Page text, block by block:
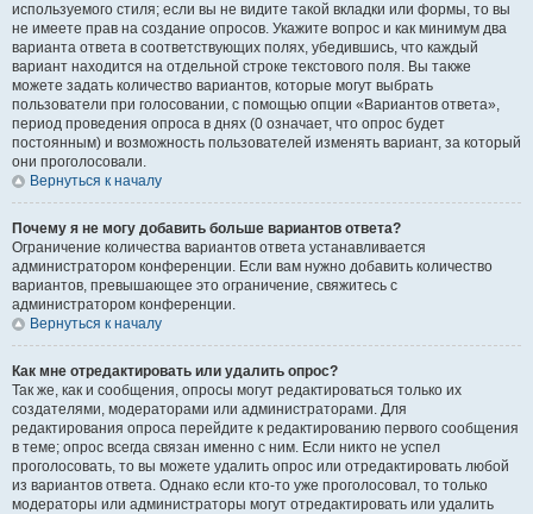
используемого стиля; если вы не видите такой вкладки или формы, то вы
не имеете прав на создание опросов. Укажите вопрос и как минимум два
варианта ответа в соответствующих полях, убедившись, что каждый
вариант находится на отдельной строке текстового поля. Вы также
можете задать количество вариантов, которые могут выбрать
пользователи при голосовании, с помощью опции «Вариантов ответа»,
период проведения опроса в днях (0 означает, что опрос будет
постоянным) и возможность пользователей изменять вариант, за который
они проголосовали.
Вернуться к началу
Почему я не могу добавить больше вариантов ответа?
Ограничение количества вариантов ответа устанавливается
администратором конференции. Если вам нужно добавить количество
вариантов, превышающее это ограничение, свяжитесь с
администратором конференции.
Вернуться к началу
Как мне отредактировать или удалить опрос?
Так же, как и сообщения, опросы могут редактироваться только их
создателями, модераторами или администраторами. Для
редактирования опроса перейдите к редактированию первого сообщения
в теме; опрос всегда связан именно с ним. Если никто не успел
проголосовать, то вы можете удалить опрос или отредактировать любой
из вариантов ответа. Однако если кто-то уже проголосовал, то только
модераторы или администраторы могут отредактировать или удалить